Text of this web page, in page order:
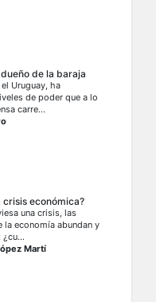
de la baraja
Uruguay, ha
de poder que a lo
carre...
crisis económica?
una crisis, las
la economía abundan y
¿cu...
Martí